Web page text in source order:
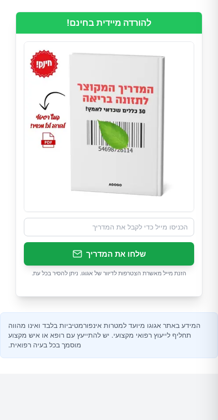
להורדה מיידית בחינם!
שלחו את המדריך
הזנת מייל מאשרת הצטרפות לדיוור של אגוגו. ניתן להסיר בכל עת.
המידע באתר אגוגו מיועד למטרות אינפורמטיביות בלבד ואינו מהווה
תחליף לייעוץ רפואי מקצועי. יש להתייעץ עם רופא או איש מקצוע
מוסמך בכל בעיה רפואית.